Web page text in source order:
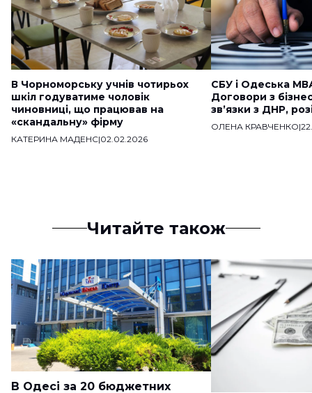
В Чорноморську учнів чотирьох
шкіл годуватиме чоловік
чиновниці, що працював на
«скандальну» фірму
КАТЕРИНА МАДЕНС|02.02.2026
СБУ і Одеська
Договори з
звʼязки з ДНР,
ОЛЕНА КРАВЧЕНКО|
Читайте також
В Одесі за 20 бюджетних